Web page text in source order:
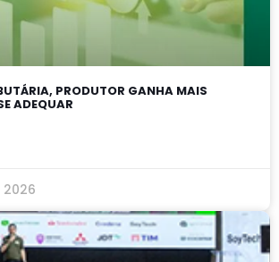
PRODUTOR GANHA MAIS
ADEQUAR
2026